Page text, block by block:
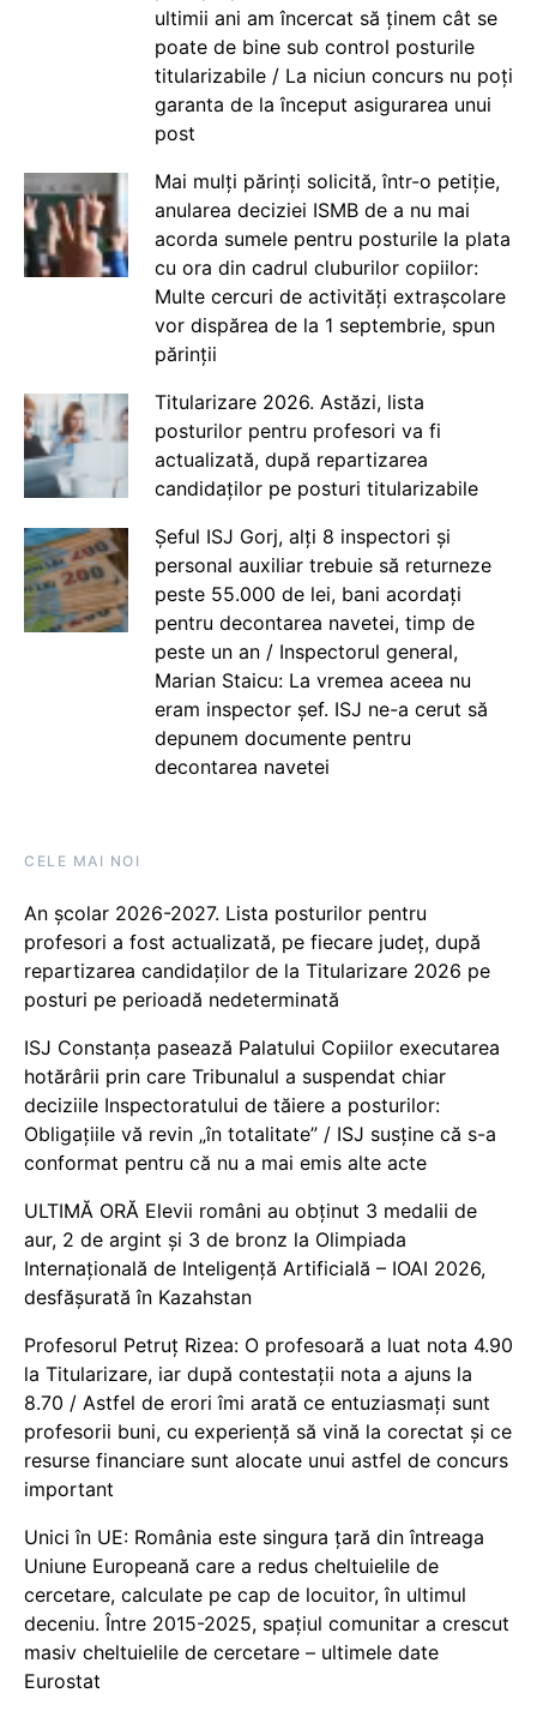
ultimii ani am încercat să ținem cât se
poate de bine sub control posturile
titularizabile / La niciun concurs nu poți
garanta de la început asigurarea unui
post
Mai mulți părinți solicită, într-o petiție,
anularea deciziei ISMB de a nu mai
acorda sumele pentru posturile la plata
cu ora din cadrul cluburilor copiilor:
Multe cercuri de activități extrașcolare
vor dispărea de la 1 septembrie, spun
părinții
Titularizare 2026. Astăzi, lista
posturilor pentru profesori va fi
actualizată, după repartizarea
candidaților pe posturi titularizabile
Șeful ISJ Gorj, alți 8 inspectori și
personal auxiliar trebuie să returneze
peste 55.000 de lei, bani acordați
pentru decontarea navetei, timp de
peste un an / Inspectorul general,
Marian Staicu: La vremea aceea nu
eram inspector șef. ISJ ne-a cerut să
depunem documente pentru
decontarea navetei
CELE MAI NOI
An școlar 2026-2027. Lista posturilor pentru
profesori a fost actualizată, pe fiecare județ, după
repartizarea candidaților de la Titularizare 2026 pe
posturi pe perioadă nedeterminată
ISJ Constanța pasează Palatului Copiilor executarea
hotărârii prin care Tribunalul a suspendat chiar
deciziile Inspectoratului de tăiere a posturilor:
Obligațiile vă revin „în totalitate” / ISJ susține că s-a
conformat pentru că nu a mai emis alte acte
ULTIMĂ ORĂ Elevii români au obținut 3 medalii de
aur, 2 de argint și 3 de bronz la Olimpiada
Internațională de Inteligență Artificială – IOAI 2026,
desfășurată în Kazahstan
Profesorul Petruț Rizea: O profesoară a luat nota 4.90
la Titularizare, iar după contestații nota a ajuns la
8.70 / Astfel de erori îmi arată ce entuziasmați sunt
profesorii buni, cu experiență să vină la corectat și ce
resurse financiare sunt alocate unui astfel de concurs
important
Unici în UE: România este singura țară din întreaga
Uniune Europeană care a redus cheltuielile de
cercetare, calculate pe cap de locuitor, în ultimul
deceniu. Între 2015-2025, spațiul comunitar a crescut
masiv cheltuielile de cercetare – ultimele date
Eurostat